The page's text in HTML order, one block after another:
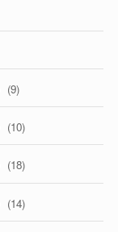
(9)
(10)
(18)
(14)